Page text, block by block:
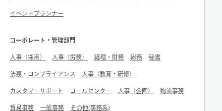
イベントプランナー
コーポレート・管理部門
人事（採用） 人事（労務） 経理・財務 総務 秘書
法務・コンプライアンス 人事（教育・研修）
カスタマーサポート コールセンター 人事（企画） 物流事務
貿易事務 一般事務 その他(事務系)